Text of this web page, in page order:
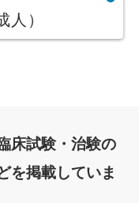
人）
床試験・治験の
を掲載していま